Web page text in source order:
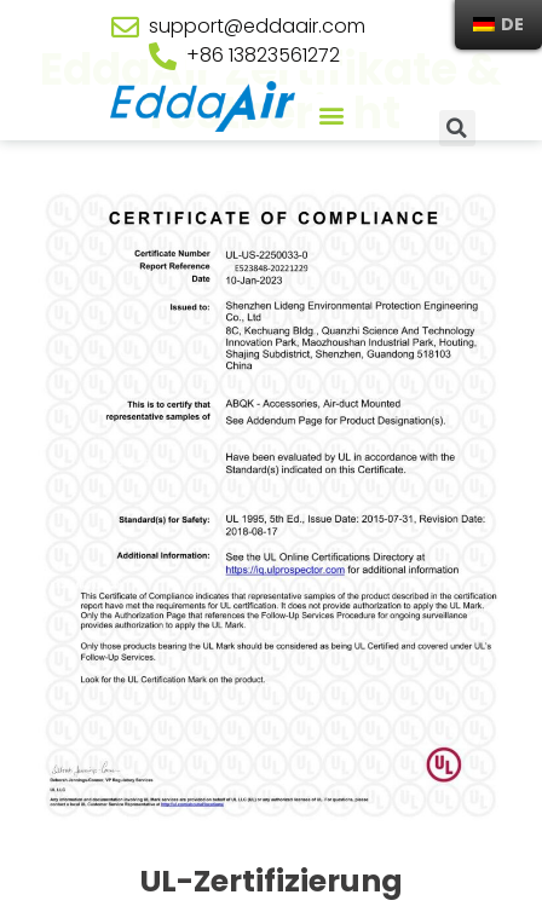
support@eddaair.com
+86 13823561272
EddaAir Zertifikate &
Testbericht
UL-Zertifizierung
DE